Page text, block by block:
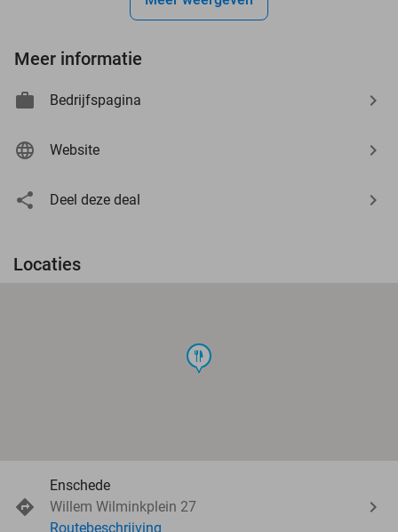
Meer informatie
Bedrijfspagina
Website
Deel deze deal
Locaties
food
Enschede
Willem Wilminkplein 27
Routebeschrijving